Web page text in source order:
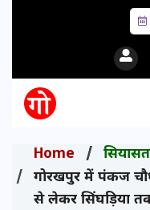
Home
सियासत
गोरखपुर में पंकज
से लेकर सिंघड़िया तक